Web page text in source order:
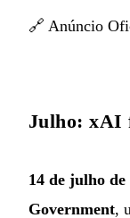
🔗 Anúncio
Julho: xAI
14 de julho de
Government,